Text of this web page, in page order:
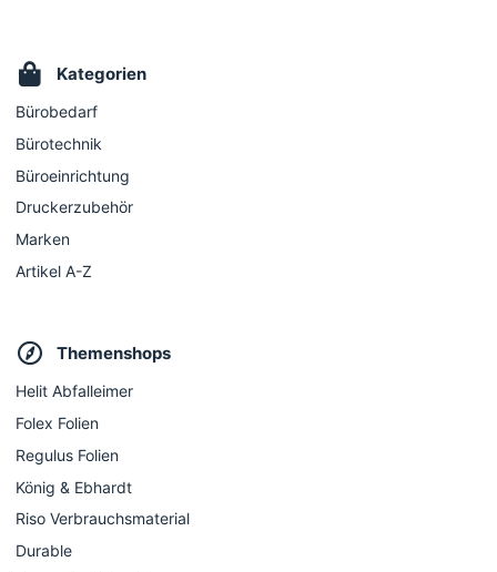
Kategorien
Bürobedarf
Bürotechnik
Büroeinrichtung
Druckerzubehör
Marken
Artikel A-Z
Themenshops
Helit Abfalleimer
Folex Folien
Regulus Folien
König & Ebhardt
Riso Verbrauchsmaterial
Durable